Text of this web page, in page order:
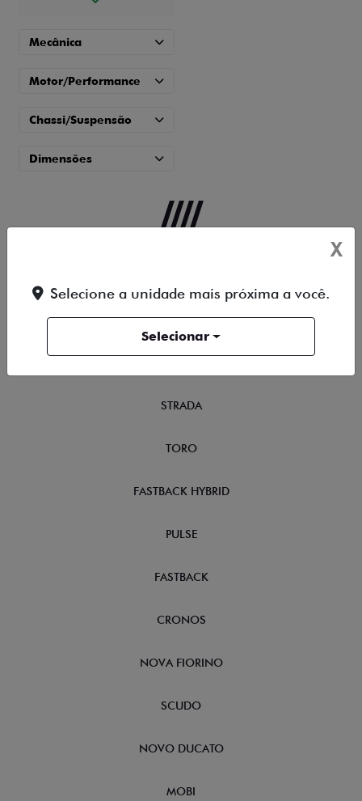
Mecânica
Motor/Performance
Chassi/Suspensão
Dimensões
NOVOS
STRADA
TORO
FASTBACK HYBRID
PULSE
FASTBACK
CRONOS
NOVA FIORINO
SCUDO
NOVO DUCATO
MOBI
X
Selecione a unidade mais próxima a você.
Selecionar